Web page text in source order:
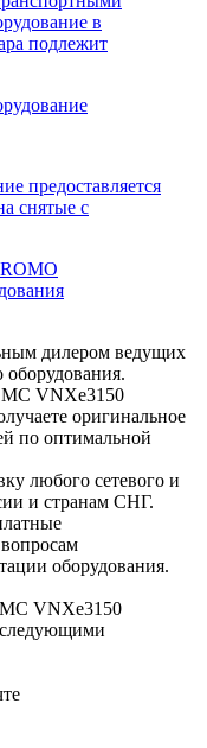
в
подлежит
предоставляется
снятые с
дилером ведущих
оборудования.
VNXe3150
оригинальное
по оптимальной
любого сетевого и
и странам СНГ.
оборудования.
VNXe3150